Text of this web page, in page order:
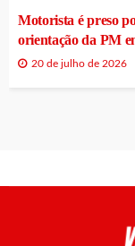
Motorista é preso
orientação da PM
20 de julho de 2026